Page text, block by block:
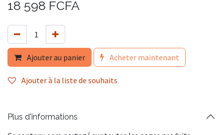
18 598 FCFA
Ajouter au panier Acheter maintenant
Ajouter à la liste de souhaits
Plus d'informations